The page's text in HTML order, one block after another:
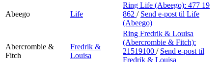
Abeego Life
Ring Life (Abeego): 477 19
862 / Send e-post til Life
(Abeego)
Abercrombie &
Fitch
Fredrik &
Louisa
Ring Fredrik & Louisa
(Abercrombie & Fitch):
21519100 / Send e-post til
Fredrik & Louisa